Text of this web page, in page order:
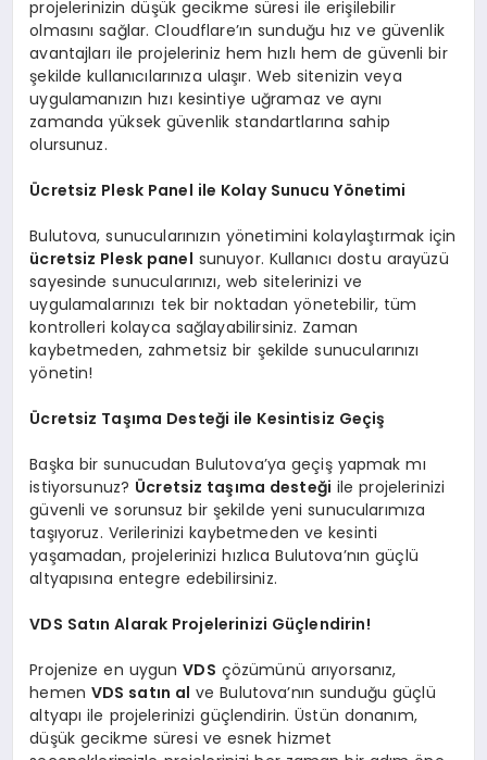
projelerinizin düşük gecikme süresi ile erişilebilir
olmasını sağlar. Cloudflare’ın sunduğu hız ve güvenlik
avantajları ile projeleriniz hem hızlı hem de güvenli bir
şekilde kullanıcılarınıza ulaşır. Web sitenizin veya
uygulamanızın hızı kesintiye uğramaz ve aynı
zamanda yüksek güvenlik standartlarına sahip
olursunuz.
Ücretsiz Plesk Panel ile Kolay Sunucu Yönetimi
Bulutova, sunucularınızın yönetimini kolaylaştırmak için
ücretsiz Plesk panel sunuyor. Kullanıcı dostu arayüzü
sayesinde sunucularınızı, web sitelerinizi ve
uygulamalarınızı tek bir noktadan yönetebilir, tüm
kontrolleri kolayca sağlayabilirsiniz. Zaman
kaybetmeden, zahmetsiz bir şekilde sunucularınızı
yönetin!
Ücretsiz Taşıma Desteği ile Kesintisiz Geçiş
Başka bir sunucudan Bulutova’ya geçiş yapmak mı
istiyorsunuz? Ücretsiz taşıma desteği ile projelerinizi
güvenli ve sorunsuz bir şekilde yeni sunucularımıza
taşıyoruz. Verilerinizi kaybetmeden ve kesinti
yaşamadan, projelerinizi hızlıca Bulutova’nın güçlü
altyapısına entegre edebilirsiniz.
VDS Satın Alarak Projelerinizi Güçlendirin!
Projenize en uygunVDS çözümünü arıyorsanız,
hemen VDS satın al ve Bulutova’nın sunduğu güçlü
altyapı ile projelerinizi güçlendirin. Üstün donanım,
düşük gecikme süresi ve esnek hizmet